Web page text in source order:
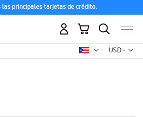
las principales tarjetas de crédito.
USD -
dólar
Mi carrito